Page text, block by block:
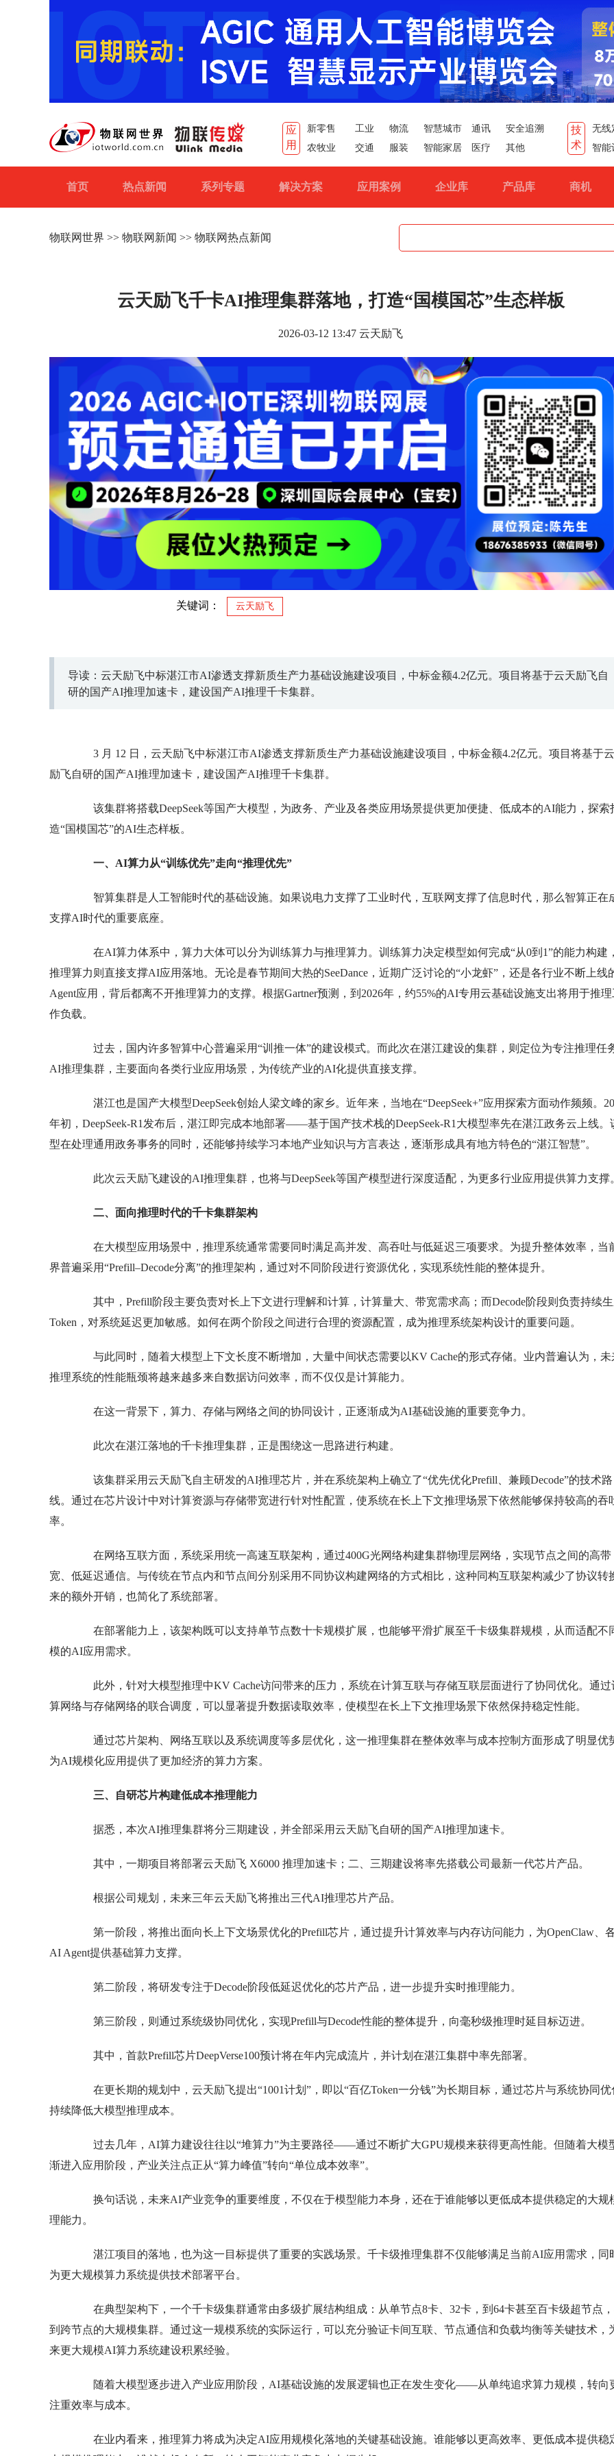
应
用
新零售 工业 物流 智慧城市 通讯
安全追溯
农牧业
交通 服装 智能家居 医疗 其他
技
术
无线
智能
首页 热点新闻 系列专题 解决方案 应用案例 企业库 产品库 商机
物联网世界 >> 物联网新闻 >> 物联网热点新闻
云天励飞千卡AI推理集群落地，打造“国模国芯”生态样板
2026-03-12 13:47 云天励飞
关键词： 云天励飞
导读：云天励飞中标湛江市AI渗透支撑新质生产力基础设施建设项目，中标金额4.2亿元。项目将基于云天励飞自
研的国产AI推理加速卡，建设国产AI推理千卡集群。
3 月 12 日，云天励飞中标湛江市AI渗透支撑新质生产力基础设施建设项目，中标金额4.2亿元。项目将基于
励飞自研的国产AI推理加速卡，建设国产AI推理千卡集群。
该集群将搭载DeepSeek等国产大模型，为政务、产业及各类应用场景提供更加便捷、低成本的AI能力，探索
造“国模国芯”的AI生态样板。
一、AI算力从“训练优先”走向“推理优先”
智算集群是人工智能时代的基础设施。如果说电力支撑了工业时代，互联网支撑了信息时代，那么智算正在
支撑AI时代的重要底座。
在AI算力体系中，算力大体可以分为训练算力与推理算力。训练算力决定模型如何完成“从0到1”的能力构建
推理算力则直接支撑AI应用落地。无论是春节期间大热的SeeDance，近期广泛讨论的“小龙虾”，还是各行业不断上线
Agent应用，背后都离不开推理算力的支撑。根据Gartner预测，到2026年，约55%的AI专用云基础设施支出将用于推理
作负载。
过去，国内许多智算中心普遍采用“训推一体”的建设模式。而此次在湛江建设的集群，则定位为专注推理任
AI推理集群，主要面向各类行业应用场景，为传统产业的AI化提供直接支撑。
湛江也是国产大模型DeepSeek创始人梁文峰的家乡。近年来，当地在“DeepSeek+”应用探索方面动作频频。
年初，DeepSeek-R1发布后，湛江即完成本地部署——基于国产技术栈的DeepSeek-R1大模型率先在湛江政务云上线。
型在处理通用政务事务的同时，还能够持续学习本地产业知识与方言表达，逐渐形成具有地方特色的“湛江智慧”。
此次云天励飞建设的AI推理集群，也将与DeepSeek等国产模型进行深度适配，为更多行业应用提供算力支撑
二、面向推理时代的千卡集群架构
在大模型应用场景中，推理系统通常需要同时满足高并发、高吞吐与低延迟三项要求。为提升整体效率，当
界普遍采用“Prefill–Decode分离”的推理架构，通过对不同阶段进行资源优化，实现系统性能的整体提升。
其中，Prefill阶段主要负责对长上下文进行理解和计算，计算量大、带宽需求高；而Decode阶段则负责持续
Token，对系统延迟更加敏感。如何在两个阶段之间进行合理的资源配置，成为推理系统架构设计的重要问题。
与此同时，随着大模型上下文长度不断增加，大量中间状态需要以KV Cache的形式存储。业内普遍认为，未
推理系统的性能瓶颈将越来越多来自数据访问效率，而不仅仅是计算能力。
在这一背景下，算力、存储与网络之间的协同设计，正逐渐成为AI基础设施的重要竞争力。
此次在湛江落地的千卡推理集群，正是围绕这一思路进行构建。
该集群采用云天励飞自主研发的AI推理芯片，并在系统架构上确立了“优先优化Prefill、兼顾Decode”的技术路
线。通过在芯片设计中对计算资源与存储带宽进行针对性配置，使系统在长上下文推理场景下依然能够保持较高的吞
率。
在网络互联方面，系统采用统一高速互联架构，通过400G光网络构建集群物理层网络，实现节点之间的高带
宽、低延迟通信。与传统在节点内和节点间分别采用不同协议构建网络的方式相比，这种同构互联架构减少了协议转
来的额外开销，也简化了系统部署。
在部署能力上，该架构既可以支持单节点数十卡规模扩展，也能够平滑扩展至千卡级集群规模，从而适配不
模的AI应用需求。
此外，针对大模型推理中KV Cache访问带来的压力，系统在计算互联与存储互联层面进行了协同优化。通过
算网络与存储网络的联合调度，可以显著提升数据读取效率，使模型在长上下文推理场景下依然保持稳定性能。
通过芯片架构、网络互联以及系统调度等多层优化，这一推理集群在整体效率与成本控制方面形成了明显优
为AI规模化应用提供了更加经济的算力方案。
三、自研芯片构建低成本推理能力
据悉，本次AI推理集群将分三期建设，并全部采用云天励飞自研的国产AI推理加速卡。
其中，一期项目将部署云天励飞 X6000 推理加速卡；二、三期建设将率先搭载公司最新一代芯片产品。
根据公司规划，未来三年云天励飞将推出三代AI推理芯片产品。
第一阶段，将推出面向长上下文场景优化的Prefill芯片，通过提升计算效率与内存访问能力，为OpenClaw、
AI Agent提供基础算力支撑。
第二阶段，将研发专注于Decode阶段低延迟优化的芯片产品，进一步提升实时推理能力。
第三阶段，则通过系统级协同优化，实现Prefill与Decode性能的整体提升，向毫秒级推理时延目标迈进。
其中，首款Prefill芯片DeepVerse100预计将在年内完成流片，并计划在湛江集群中率先部署。
在更长期的规划中，云天励飞提出“1001计划”，即以“百亿Token一分钱”为长期目标，通过芯片与系统协同优
持续降低大模型推理成本。
过去几年，AI算力建设往往以“堆算力”为主要路径——通过不断扩大GPU规模来获得更高性能。但随着大模
渐进入应用阶段，产业关注点正从“算力峰值”转向“单位成本效率”。
换句话说，未来AI产业竞争的重要维度，不仅在于模型能力本身，还在于谁能够以更低成本提供稳定的大规
理能力。
湛江项目的落地，也为这一目标提供了重要的实践场景。千卡级推理集群不仅能够满足当前AI应用需求，同
为更大规模算力系统提供技术部署平台。
在典型架构下，一个千卡级集群通常由多级扩展结构组成：从单节点8卡、32卡，到64卡甚至百卡级超节点
到跨节点的大规模集群。通过这一规模系统的实际运行，可以充分验证卡间互联、节点通信和负载均衡等关键技术，
来更大规模AI算力系统建设积累经验。
随着大模型逐步进入产业应用阶段，AI基础设施的发展逻辑也正在发生变化——从单纯追求算力规模，转向
注重效率与成本。
在业内看来，推理算力将成为决定AI应用规模化落地的关键基础设施。谁能够以更高效率、更低成本提供稳